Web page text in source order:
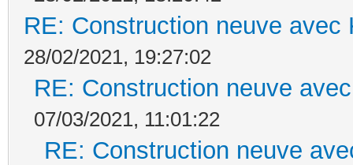
RE: Construction neuve avec
28/02/2021, 19:27:02
RE: Construction neuve
07/03/2021, 11:01:22
RE: Construction neuve